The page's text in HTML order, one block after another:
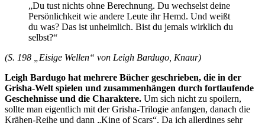
„Du tust nichts ohne Berechnung. Du wechselst deine
Persönlichkeit wie andere Leute ihr Hemd. Und weißt
du was? Das ist unheimlich. Bist du jemals wirklich du
selbst?“
(S. 198 „Eisige Wellen“ von Leigh Bardugo, Knaur)
Leigh Bardugo hat mehrere Bücher geschrieben, die in der
Grisha-Welt spielen und zusammenhängen durch fortlaufende
Geschehnisse und die Charaktere. Um sich nicht zu spoilern,
sollte man eigentlich mit der Grisha-Trilogie anfangen, danach die
Krähen-Reihe und dann „King of Scars“. Da ich allerdings sehr